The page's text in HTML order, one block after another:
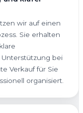
wir auf einen
Sie erhalten
bei
Verkauf für Sie
organisiert.